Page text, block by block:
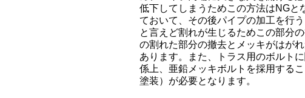
低下してしまうためこの方法はNGと
ておいて、その後パイプの加工を行
と言えど割れが生じるためこの部分
の割れた部分の撤去とメッキがはが
あります。また、トラス用のボルト
係上、亜鉛メッキボルトを採用する
塗装）が必要となります。